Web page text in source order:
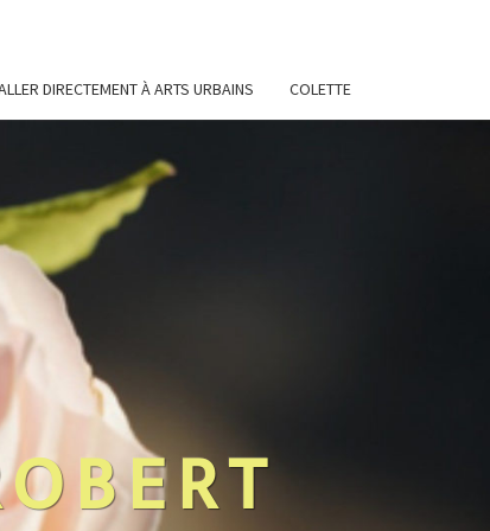
DIRECTEMENT À ARTS URBAINS COLETTE